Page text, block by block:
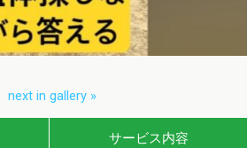
next in gallery »
サービス内容